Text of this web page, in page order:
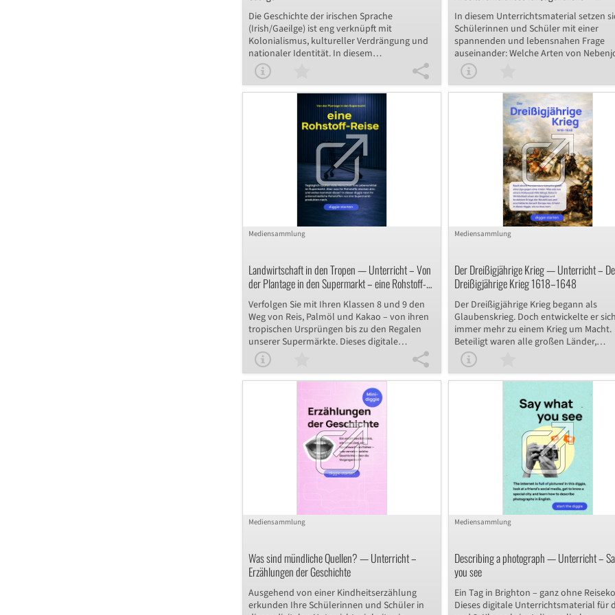
Die Geschichte der irischen Sprache
(Irish/Gaeilge) ist eng verknüpft mit
Kolonialismus, kultureller Verdrängung und
nationaler Identität. In diesem
Unterrichtsmaterial entdecken Schülerinnen
und Schüler der Klassen 9 und 10 anhand
eines englischen Artikels die Hintergründe
zum Sprachverlust in Irland und reflektieren,
wie die Sprache aktuell, etwa durch irische
Schulen, Sprachlernapps oder die Hip-Hop-
Band Kneecap, am Leben gehalten wird. Ein
Zeitstrahl, eine schriftliche Stellungnahme
und gezielte Aufgaben helfen, die
Informationen strukturiert aufzubereiten und
kritisch zu reflektieren. Perfekt für modernen,
interaktiven Englischunterricht mit Tiefgang.
Selbstlernen – Nebenjobs für Schülerinnen
Schüler
In diesem Unterrichtsmaterial setzen
Schülerinnen und Schüler mit einer
spannenden und lebensnahen Frage
auseinander: Welche Arten von
dürfen Jugendliche ausüben – und
nicht? Mit Hilfe interaktiver Übungen
analysieren sie reale Fallbeispiele zu
wie Schwarzarbeit, Zwangsarbeit oder
Minijob. Sie lernen, das
Jugendarbeitsschutzgesetz
Pflichten wie Steuern oder
erkennen. Das diggie ist ideal für
differenzierenden Unterricht in
ab Klasse 7 und fördert gezielte
und Diskussion.
Mediensammlung
Landwirtschaft in den Tropen — Unterricht – Von
der Plantage in den Supermarkt – eine Rohstoff-
Reise
Verfolgen Sie mit Ihren Klassen 8 und 9 den
Weg von Reis, Palmöl und Kakao – von ihren
tropischen Ursprüngen bis zu den Regalen
unserer Supermärkte. Dieses digitale
Unterrichtsmaterial für das Fach Erdkunde
ermöglicht es Ihren Schülerinnen und
Schülern, tief in die Thematik der
Landwirtschaft in den Tropen einzutauchen.
Sie beschäftigen sich in Gruppenarbeit mit
den Herausforderungen und Konsequenzen
des Anbaus und der Nutzung dieser
essenziellen Rohstoffe. Die optionale
Erkundung der Argumente für und gegen ein
Lieferkettengesetz bietet zudem in einer
Gruppendiskussion einen spannenden
Mediensammlung
Der Dreißigjährige Krieg — Unterricht –
Dreißigjährige Krieg 1618–1648
Der Dreißigjährige Krieg begann als
Glaubenskrieg. Doch entwickelte er sich
immer mehr zu einem Krieg um Macht.
Beteiligt waren alle großen Länder,
Herzogtümer und Grafschaften in
Ihre Schülerinnen und Schüler erfahren
dieser digitalen Unterrichtseinheit für
Geschichtsunterricht der 7. und 8. Klasse
Spannendes über den Verlauf des
die Kriegsparteien. Am Ende führen sie
eigenen Friedensgipfel durch und
diesen mit dem Westfälischen Frieden
einem kollaborativen Tool halten Ihre
Schülerinnen und Schüler ihre
des Gipfels fest.
Mediensammlung
Was sind mündliche Quellen? — Unterricht –
Erzählungen der Geschichte
Ausgehend von einer Kindheitserzählung
erkunden Ihre Schülerinnen und Schüler in
Mediensammlung
Describing a photograph — Unterricht –
you see
Ein Tag in Brighton – ganz ohne
Dieses digitale Unterrichtsmaterial für